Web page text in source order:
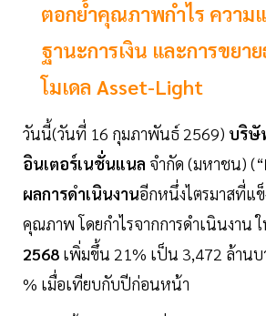
ตอกย้ำคุณภาพกำไร ความ
ฐานะการเงิน และการขยา
โมเดล Asset-Light
วันนี้(วันที่ 16 กุมภาพันธ์ 2569) บริษั
อินเตอร์เนชั่นแนล จำกัด (มหาชน) (“
ผลการดำเนินงานอีกหนึ่งไตรมาสที่แ
คุณภาพ โดยกำไรจากการดำเนินงาน
2568 เพิ่มขึ้น 21% เป็น 3,472 ล้าน
% เมื่อเทียบกับปีก่อนหน้า